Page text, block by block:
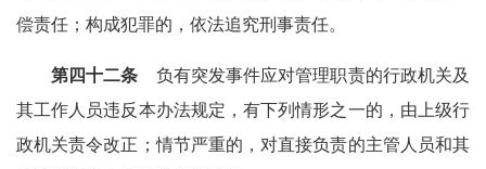
偿责任；构成犯罪的，依法追究刑事责任。
第四十二条 负有突发事件应对管理职责的行政机关及
其工作人员违反本办法规定，有下列情形之一的，由上级行
政机关责令改正；情节严重的，对直接负责的主管人员和其